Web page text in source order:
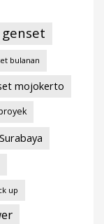
bulanan
mojokerto
up